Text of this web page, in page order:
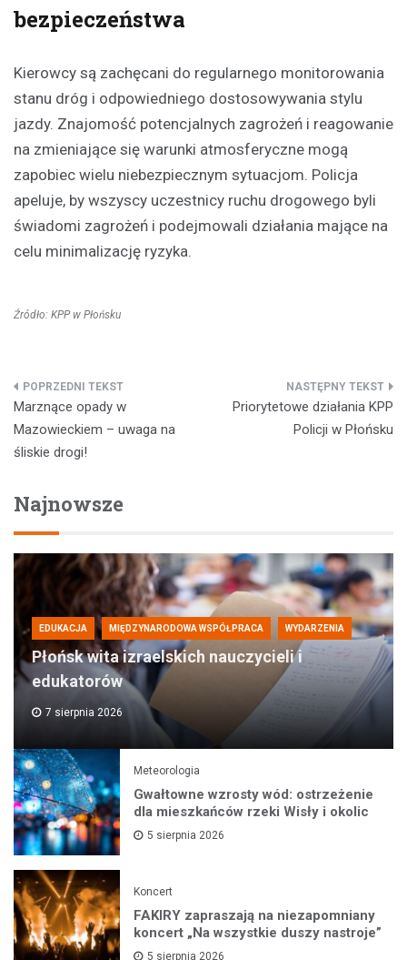
bezpieczeństwa
Kierowcy są zachęcani do regularnego monitorowania
stanu dróg i odpowiedniego dostosowywania stylu
jazdy. Znajomość potencjalnych zagrożeń i reagowanie
na zmieniające się warunki atmosferyczne mogą
zapobiec wielu niebezpiecznym sytuacjom. Policja
apeluje, by wszyscy uczestnicy ruchu drogowego byli
świadomi zagrożeń i podejmowali działania mające na
celu minimalizację ryzyka.
Źródło: KPP w Płońsku
Nawigacja
wpisu
Marznące opady w
Mazowieckiem – uwaga na
śliskie drogi!
Priorytetowe działania KPP
Policji w Płońsku
Najnowsze
EDUKACJA MIĘDZYNARODOWA WSPÓŁPRACA WYDARZENIA
Płońsk wita izraelskich nauczycieli i
edukatorów
7 sierpnia 2026
Meteorologia
Gwałtowne wzrosty wód: ostrzeżenie
dla mieszkańców rzeki Wisły i okolic
5 sierpnia 2026
Koncert
FAKIRY zapraszają na niezapomniany
koncert „Na wszystkie duszy nastroje”
5 sierpnia 2026